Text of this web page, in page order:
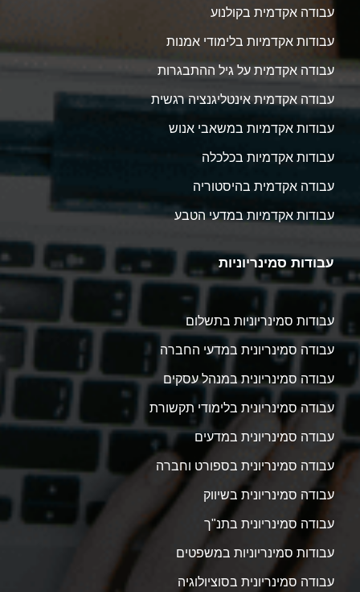
עבודה אקדמית בקולנוע
עבודות אקדמיות בלימודי אמנות
עבודה אקדמית על גיל ההתבגרות
עבודה אקדמית אינטליגנציה רגשית
עבודות אקדמיות במשאבי אנוש
עבודות אקדמיות בכלכלה
עבודה אקדמית בהיסטוריה
עבודות אקדמיות במדעי הטבע
עבודות סמינריוניות
עבודות סמינריוניות בתשלום
עבודה סמינריונית במדעי החברה
עבודה סמינריונית במנהל עסקים
עבודה סמינריונית בלימודי תקשורת
עבודה סמינריונית במדעים
עבודה סמינריונית בספורט וחברה
עבודה סמינריונית בשיווק
עבודה סמינריונית בתנ"ך
עבודות סמינריוניות במשפטים
עבודה סמינריונית בסוציולוגיה